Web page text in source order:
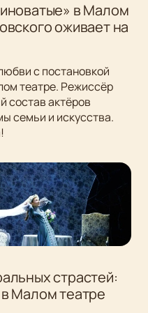
в Малом
оживает на
с постановкой
театре. Режиссёр
состав актёров
семьи и искусства.
страстей:
Малом театре